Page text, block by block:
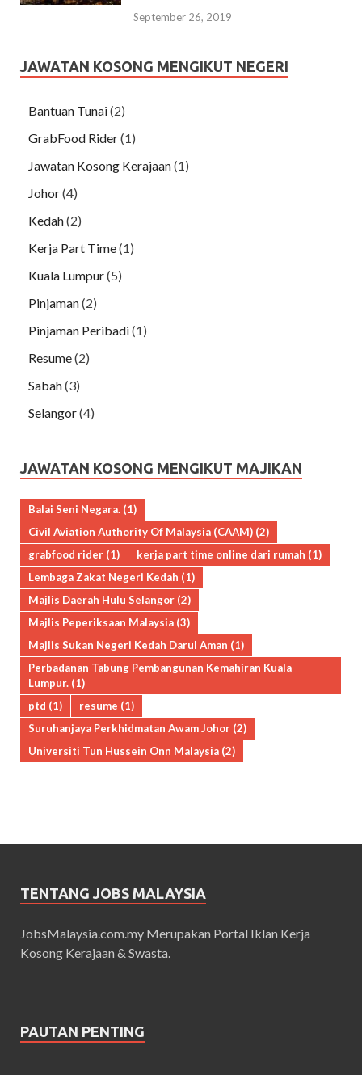
September 26, 2019
JAWATAN KOSONG MENGIKUT NEGERI
Bantuan Tunai(2)
GrabFood Rider(1)
Jawatan Kosong Kerajaan(1)
Johor(4)
Kedah(2)
Kerja Part Time(1)
Kuala Lumpur(5)
Pinjaman(2)
Pinjaman Peribadi(1)
Resume(2)
Sabah(3)
Selangor(4)
JAWATAN KOSONG MENGIKUT MAJIKAN
Balai Seni Negara. (1)
Civil Aviation Authority Of Malaysia (CAAM) (2)
grabfood rider (1) kerja part time online dari rumah (1)
Lembaga Zakat Negeri Kedah (1)
Majlis Daerah Hulu Selangor (2)
Majlis Peperiksaan Malaysia (3)
Majlis Sukan Negeri Kedah Darul Aman (1)
Perbadanan Tabung Pembangunan Kemahiran Kuala
Lumpur. (1)
ptd (1) resume (1)
Suruhanjaya Perkhidmatan Awam Johor (2)
Universiti Tun Hussein Onn Malaysia (2)
TENTANG JOBS MALAYSIA
JobsMalaysia.com.my Merupakan Portal Iklan Kerja
Kosong Kerajaan & Swasta.
PAUTAN PENTING